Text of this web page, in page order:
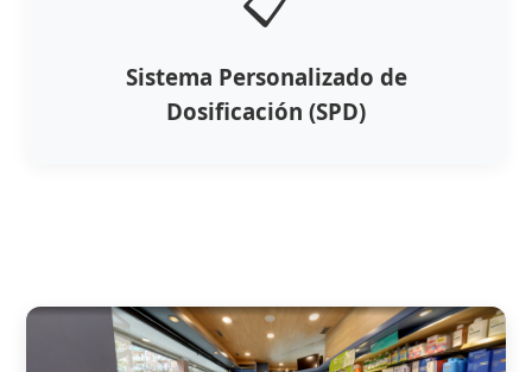
Sistema Personalizado de
Dosificación (SPD)